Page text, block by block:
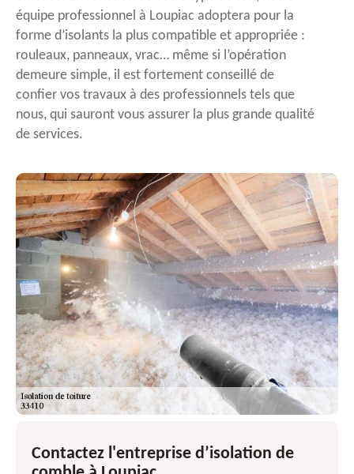
équipe professionnel à Loupiac adoptera pour la
forme d’isolants la plus compatible et appropriée :
rouleaux, panneaux, vrac… même si l’opération
demeure simple, il est fortement conseillé de
confier vos travaux à des professionnels tels que
nous, qui sauront vous assurer la plus grande qualité
de services.
Contactez l'entreprise d’isolation de